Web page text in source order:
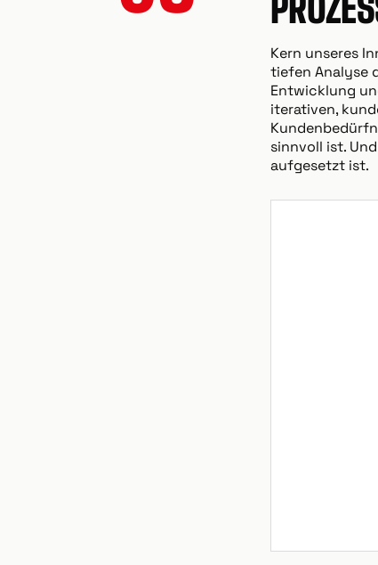
Kern unseres
tiefen Analyse
Entwicklung
iterativen,
sinnvoll ist.
aufgesetzt ist.